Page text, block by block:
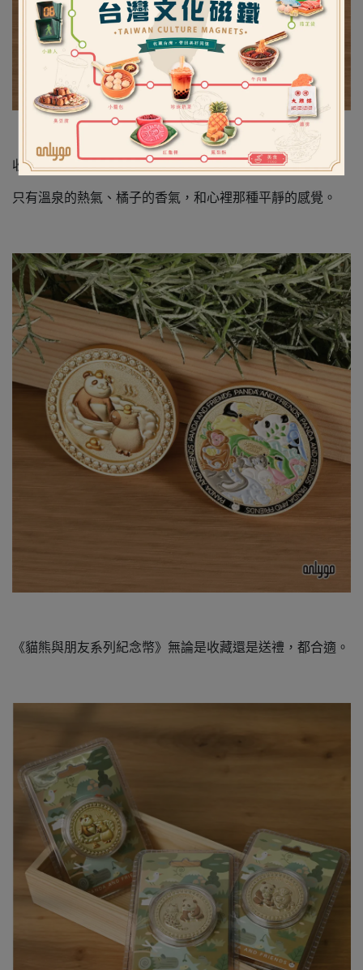
收藏這一刻，就像把溫泉午後的悠閒放進掌心，
只有溫泉的熱氣、橘子的香氣，和心裡那種平靜的感覺。
《貓熊與朋友系列紀念幣》無論是收藏還是送禮，都合適。